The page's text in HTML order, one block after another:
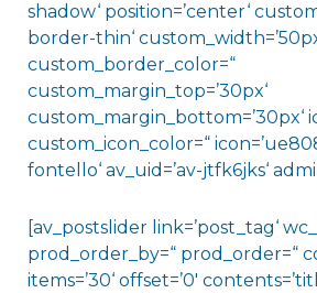
shadow‘ position=’center‘
border-thin‘
custom_border_color=“
custom_margin_top=’30px‘
custom_margin_bottom=’30px‘
custom_icon_color=“
fontello‘ av_uid=’av-jtfk6jks‘
[av_postslider link=’post_tag‘
prod_order_by=“ prod_order=“
items=’30‘ offset=’0′